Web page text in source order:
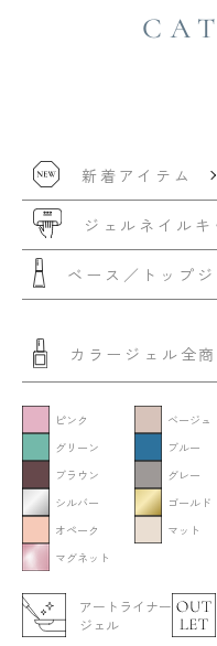
新着アイテム
ジェルネイルキ
ベース／トップ
カラージェル全商
ピンク ベージュ
グリーン
ブルー
ブラウン
グレー
シルバー
ゴールド
オペーク
マット
マグネット
アートライナー
ジェル